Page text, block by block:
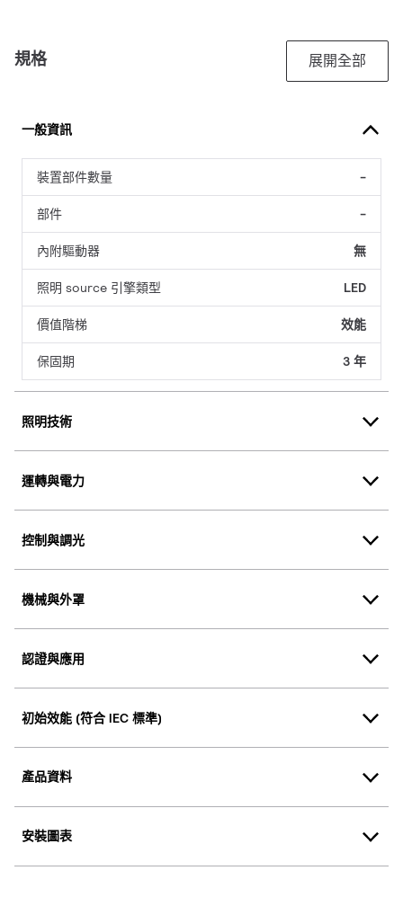
規格 展開全部
一般資訊
裝置部件數量 -
部件 -
內附驅動器 無
照明 source 引擎類型 LED
價值階梯 效能
保固期 3 年
照明技術
運轉與電力
控制與調光
機械與外罩
認證與應用
初始效能 (符合 IEC 標準)
產品資料
安裝圖表